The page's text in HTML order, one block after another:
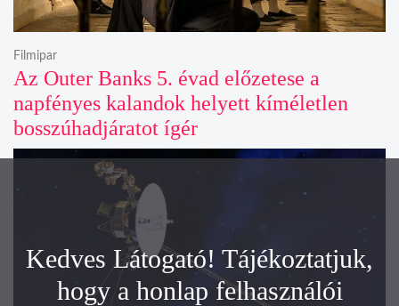
Az Outer Banks 5. évad előzetese a
napfényes kalandok helyett kíméletlen
bosszúhadjáratot ígér
Filmipar
Kedves Látogató! Tájékoztatjuk,
hogy a honlap felhasználói